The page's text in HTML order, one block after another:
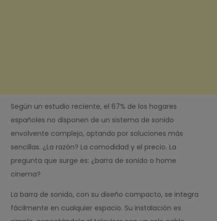
Según un estudio reciente, el 67% de los hogares
españoles no disponen de un sistema de sonido
envolvente complejo, optando por soluciones más
sencillas. ¿La razón? La comodidad y el precio. La
pregunta que surge es: ¿barra de sonido o home
cinema?
La barra de sonido, con su diseño compacto, se integra
fácilmente en cualquier espacio. Su instalación es